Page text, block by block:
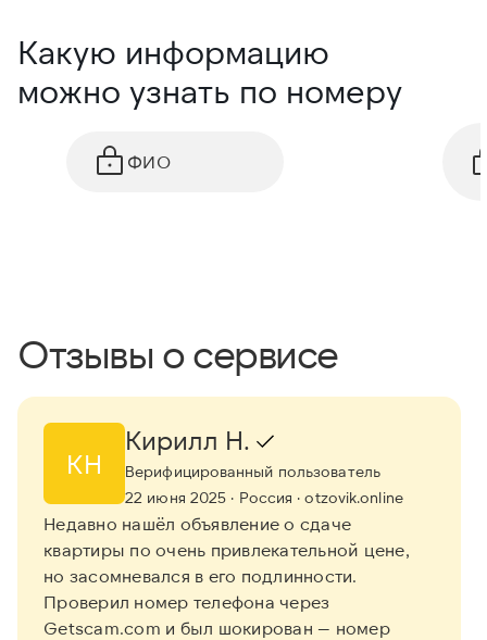
Какую информацию
можно узнать по номеру
ФИО
Отзывы о сервисе
КН
Кирилл Н.
Верифицированный пользователь
22 июня 2025 · Россия · otzovik.online
Недавно нашёл объявление о сдаче
квартиры по очень привлекательной цене,
но засомневался в его подлинности.
Проверил номер телефона через
Getscam.com и был шокирован — номер